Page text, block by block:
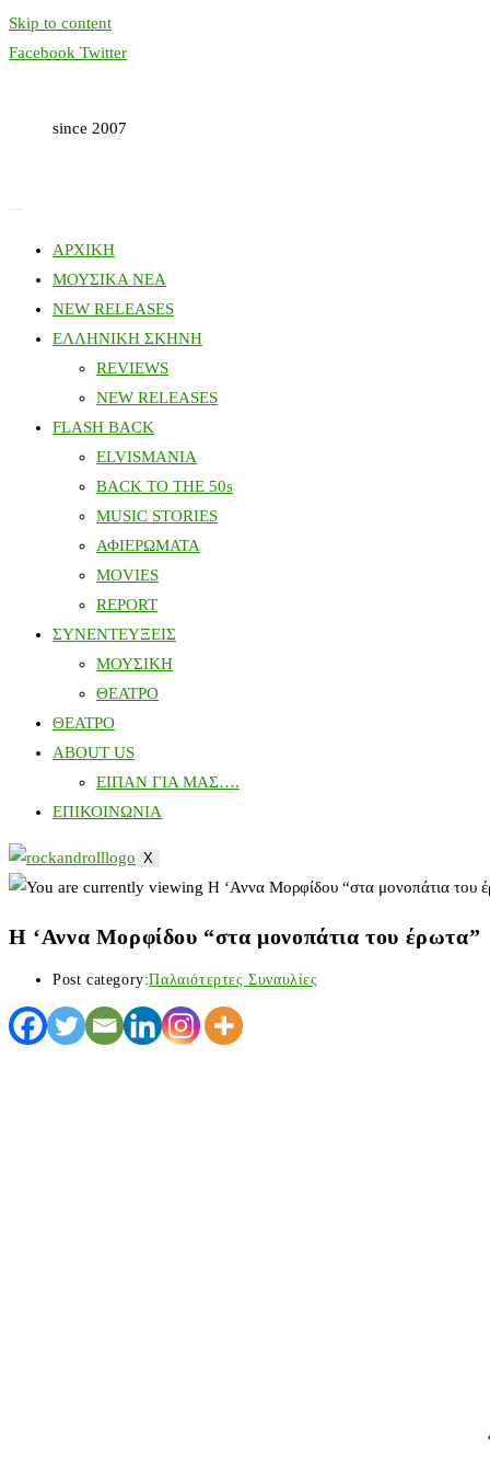
Skip to content
Facebook Twitter
since 2007
ΑΡΧΙΚΗ
ΜΟΥΣΙΚΑ ΝΕΑ
NEW RELEASES
ΕΛΛΗΝΙΚΗ ΣΚΗΝΗ
REVIEWS
NEW RELEASES
FLASH BACK
ELVISMANIA
BACK TO THE 50s
MUSIC STORIES
ΑΦΙΕΡΩΜΑΤΑ
MOVIES
REPORT
ΣΥΝΕΝΤΕΥΞΕΙΣ
ΜΟΥΣΙΚΗ
ΘΕΑΤΡΟ
ΘΕΑΤΡΟ
ABOUT US
ΕΙΠΑΝ ΓΙΑ ΜΑΣ….
ΕΠΙΚΟΙΝΩΝΙΑ
X
Η ‘Αννα Μορφίδου “στα μονοπάτια του έρωτα”
Post category:Παλαιότερτες Συναυλίες